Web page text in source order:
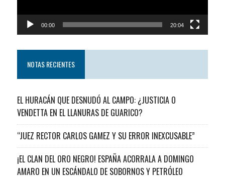
00:00 20:04
NOTAS RECIENTES
EL HURACÁN QUE DESNUDÓ AL CAMPO: ¿JUSTICIA O
VENDETTA EN EL LLANURAS DE GUARICO?
“JUEZ RECTOR CARLOS GAMEZ Y SU ERROR INEXCUSABLE”
¡EL CLAN DEL ORO NEGRO! ESPAÑA ACORRALA A DOMINGO
AMARO EN UN ESCÁNDALO DE SOBORNOS Y PETRÓLEO